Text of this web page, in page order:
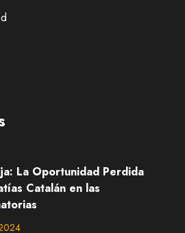
La Oportunidad Perdida
Catalán en las